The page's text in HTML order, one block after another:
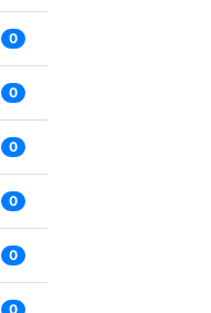
0
0
0
0
0
0